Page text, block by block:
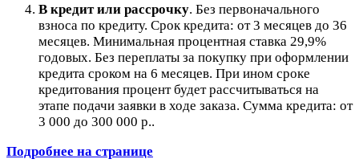
В кредит или рассрочку. Без первоначального
взноса по кредиту. Срок кредита: от 3 месяцев до 36
месяцев. Минимальная процентная ставка 29,9%
годовых. Без переплаты за покупку при оформлении
кредита сроком на 6 месяцев. При ином сроке
кредитования процент будет рассчитываться на
этапе подачи заявки в ходе заказа. Сумма кредита: от
3 000 до 300 000 р..
Подробнее на странице